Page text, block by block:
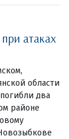
атаках
области
два
районе